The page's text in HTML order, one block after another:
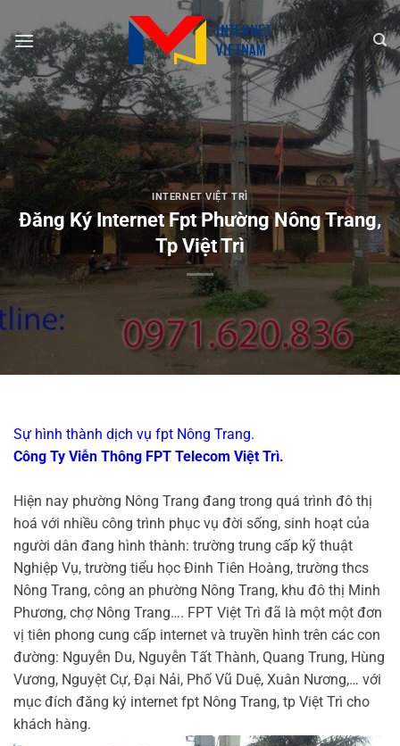
đến
nội
dung
INTERNET VIỆT TRÌ
Đăng Ký Internet Fpt Phường Nông Trang,
Tp Việt Trì
Sự hình thành dịch vụ fpt Nông Trang.
Công Ty Viễn Thông FPT Telecom Việt Trì.
Hiện nay phường Nông Trang đang trong quá trình đô thị
hoá với nhiều công trình phục vụ đời sống, sinh hoạt của
người dân đang hình thành: trường trung cấp kỹ thuật
Nghiệp Vụ, trường tiểu học Đinh Tiên Hoàng, trường thcs
Nông Trang, công an phường Nông Trang, khu đô thị Minh
Phương, chợ Nông Trang…. FPT Việt Trì đã là một một đơn
vị tiên phong cung cấp internet và truyền hình trên các con
đường: Nguyễn Du, Nguyễn Tất Thành, Quang Trung, Hùng
Vương, Nguyệt Cự, Đại Nải, Phố Vũ Duệ, Xuân Nương,… với
mục đích đăng ký internet fpt Nông Trang, tp Việt Trì cho
khách hàng.